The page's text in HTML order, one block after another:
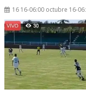
16 16-06:00 octubre 16-